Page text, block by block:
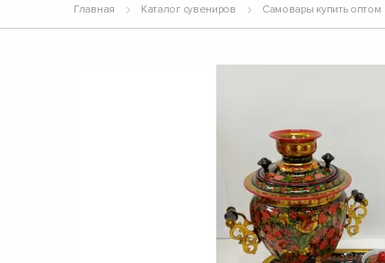
Главная Каталог сувениров Самовары купить оптом